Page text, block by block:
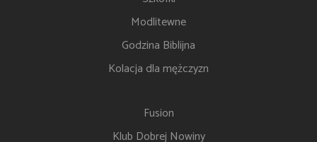
Modlitewne
Godzina Biblijna
Kolacja dla mężczyzn
Fusion
Klub Dobrej Nowiny